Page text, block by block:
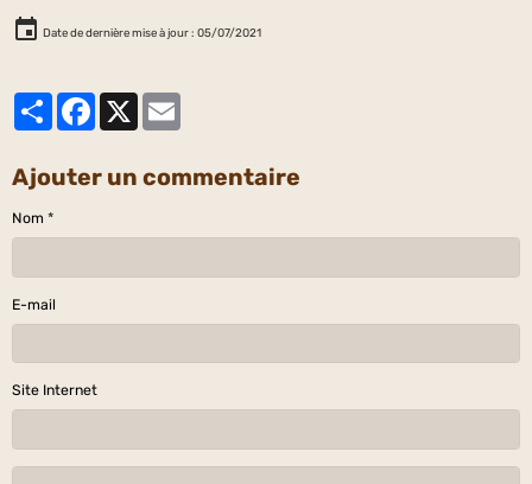
Date de dernière mise à jour : 05/07/2021
PartagerFacebook
Ajouter un commentaire
Nom
E-mail
Site Internet